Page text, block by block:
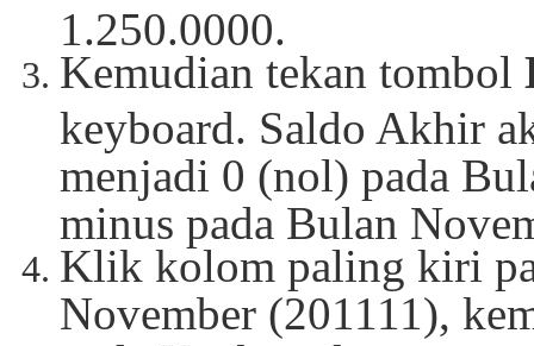
1.250.0000.
Kemudian tekan tombol
keyboard. Saldo Akhir
menjadi 0 (nol) pada
minus pada Bulan
Klik kolom paling kiri
November (201111),